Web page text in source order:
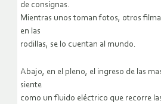
de consignas.
Mientras unos toman fotos, otros
en las
rodillas, se lo cuentan al mundo.
Abajo, en el pleno, el ingreso de las
siente
como un fluido eléctrico que recorre